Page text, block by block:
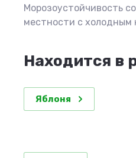
Морозоустойчивость
местности с холодным
Находится в
Яблоня